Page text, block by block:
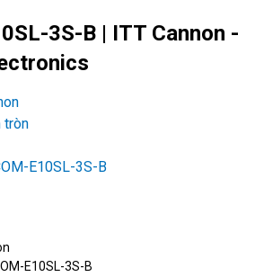
3S-B | ITT Cannon -
tròn
E10SL-3S-B
E10SL-3S-B